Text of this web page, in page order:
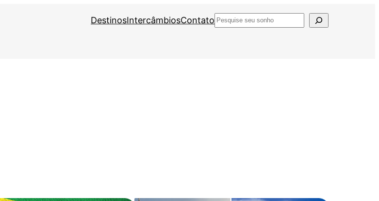
DestinosIntercâmbiosContato